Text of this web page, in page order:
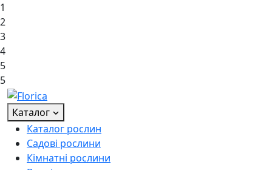
1
2
3
4
5
5
Каталог
Каталог рослин
Садові рослини
Кімнатні рослини